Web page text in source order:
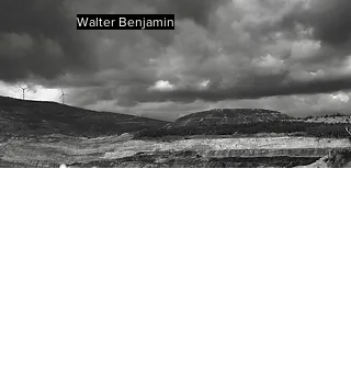
Walter Benjamin